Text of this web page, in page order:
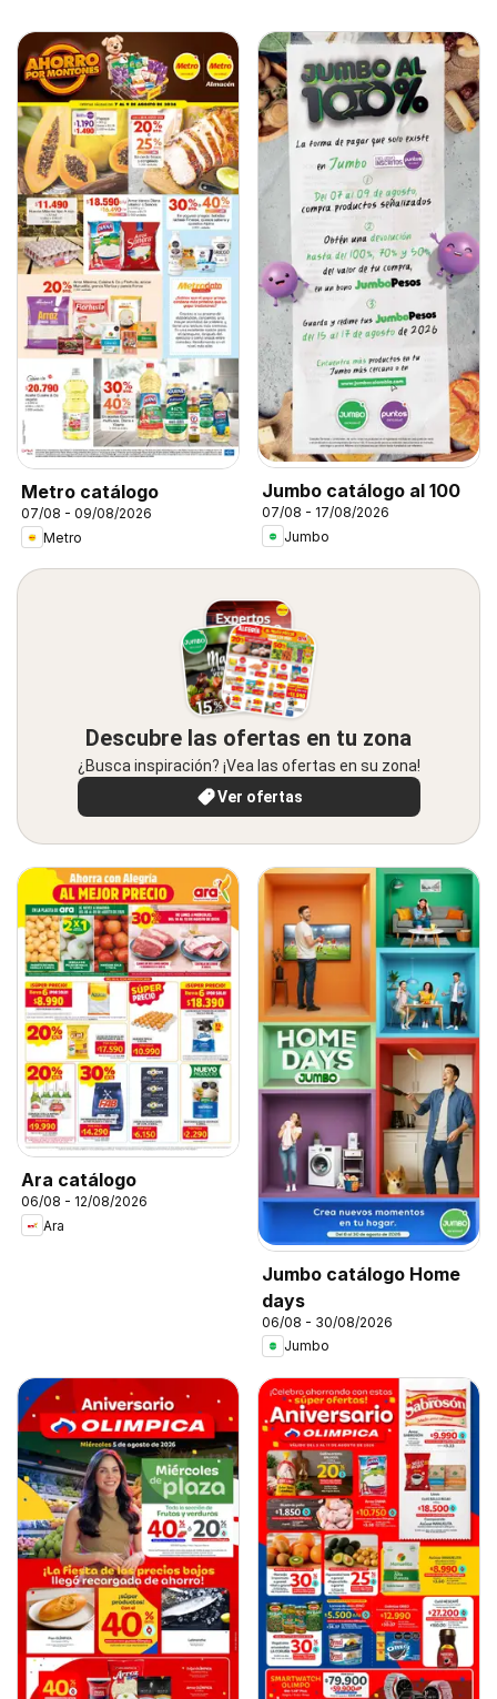
Metro catálogo
07/08 - 09/08/2026
Metro
Jumbo catálogo al 100
07/08 - 17/08/2026
Jumbo
Descubre las ofertas en tu zona
¿Busca inspiración? ¡Vea las ofertas en su zona!
Ver ofertas
Ara catálogo
06/08 - 12/08/2026
Ara
Jumbo catálogo Home
days
06/08 - 30/08/2026
Jumbo